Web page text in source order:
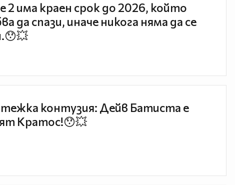
2 има краен срок до 2026, който
да спази, иначе никога няма да се
контузия: Дейв Батиста е
Кратос!😯💥